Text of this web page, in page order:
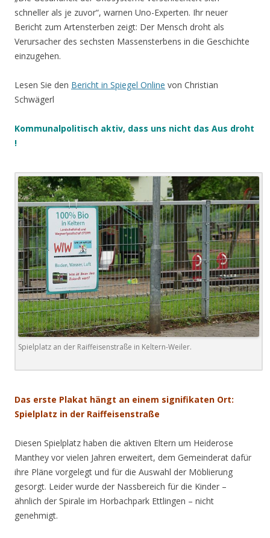
schneller als je zuvor“, warnen Uno-Experten. Ihr neuer
Bericht zum Artensterben zeigt: Der Mensch droht als
Verursacher des sechsten Massensterbens in die Geschichte
einzugehen.
Lesen Sie den Bericht in Spiegel Online von Christian
Schwägerl
Kommunalpolitisch aktiv, dass uns nicht das Aus droht
!
Spielplatz an der Raiffeisenstraße in Keltern-Weiler.
Das erste Plakat hängt an einem signifikaten Ort:
Spielplatz in der Raiffeisenstraße
Diesen Spielplatz haben die aktiven Eltern um Heiderose
Manthey vor vielen Jahren erweitert, dem Gemeinderat dafür
ihre Pläne vorgelegt und für die Auswahl der Möblierung
gesorgt. Leider wurde der Nassbereich für die Kinder –
ähnlich der Spirale im Horbachpark Ettlingen – nicht
genehmigt.